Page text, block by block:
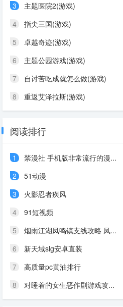
3
主题医院2(游戏)
4
指尖三国(游戏)
5
卓越奇迹(游戏)
6
主题公园游戏(游戏)
7
自讨苦吃成就怎么做(游戏)
8 重返艾泽拉斯(游戏)
阅读排行
1
禁漫社 手机版非常流行的漫...
2
51动漫
3
火影忍者疾风
4
91短视频
5
烟雨江湖凤鸣镇支线攻略 凤...
6
新天域slg安卓直装
7
高质量pc黄油排行
8 对睡着的女生恶作剧游戏攻...